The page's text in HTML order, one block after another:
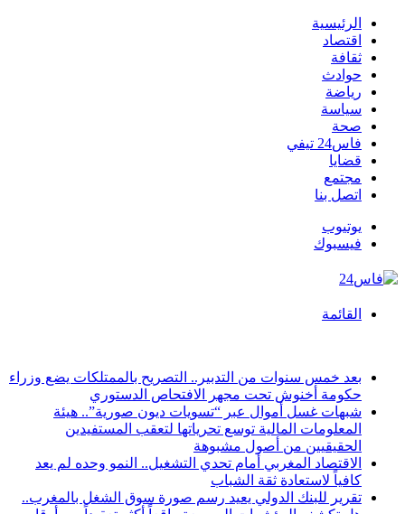
الرئيسية
اقتصاد
ثقافة
حوادث
رياضة
سياسة
صحة
فاس24 تيفي
قضايا
مجتمع
اتصل بنا
يوتيوب
فيسبوك
القائمة
بعد خمس سنوات من التدبير.. التصريح بالممتلكات يضع وزراء
حكومة أخنوش تحت مجهر الافتحاص الدستوري
شبهات غسل أموال عبر “تسويات ديون صورية”.. هيئة
المعلومات المالية توسع تحرياتها لتعقب المستفيدين
الحقيقيين من أصول مشبوهة
الاقتصاد المغربي أمام تحدي التشغيل.. النمو وحده لم يعد
كافياً لاستعادة ثقة الشباب
تقرير للبنك الدولي يعيد رسم صورة سوق الشغل بالمغرب..